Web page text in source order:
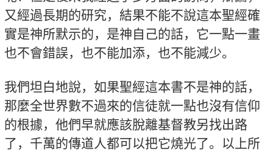
又經過長期的研究，結果不能不說這本聖經確
實是神所默示的，是神自己的話，它一點一畫
也不會錯誤，也不能加添，也不能減少。
我們坦白地說，如果聖經這本書不是神的話，
那麼全世界數不過來的信徒就一點也沒有信仰
的根據，他們早就應該脫離基督教另找出路
了，千萬的傳道人都可以把它燒光了。以上所